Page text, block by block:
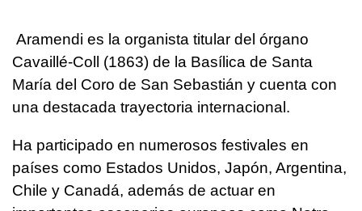
Aramendi es la organista titular del órgano
Cavaillé-Coll (1863) de la Basílica de Santa
María del Coro de San Sebastián y cuenta con
una destacada trayectoria internacional.
Ha participado en numerosos festivales en
países como Estados Unidos, Japón, Argentina,
Chile y Canadá, además de actuar en